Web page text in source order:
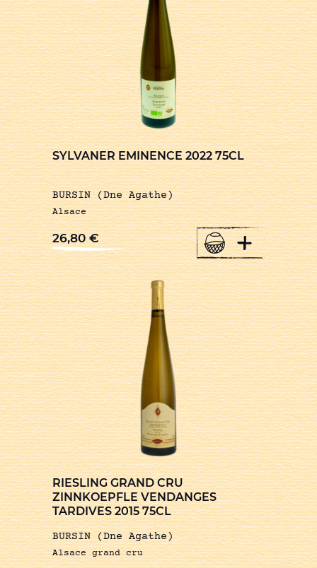
SYLVANER EMINENCE 2022 75CL
BURSIN (Dne Agathe)
Alsace
26,80€ +
RIESLING GRAND CRU
ZINNKOEPFLE VENDANGES
TARDIVES 2015 75CL
BURSIN (Dne Agathe)
Alsace grand cru